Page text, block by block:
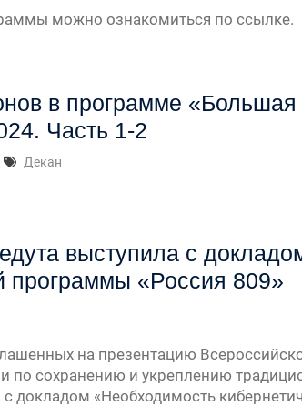
можно ознакомиться по ссылке.
в программе
Часть 1-2
Декан
выступила с
программы «Россия 809»
на презентацию
по сохранению и укреплению
докладом «Необходимость